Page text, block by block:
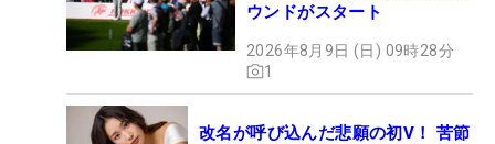
ウンドがスタート
2026年8月9日 (日) 09時28分
1
改名が呼び込んだ悲願の初V！ 苦節